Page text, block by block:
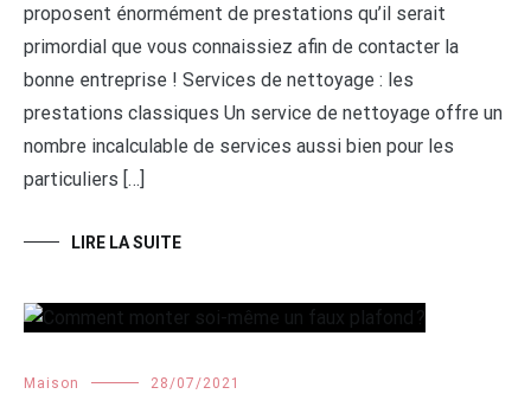
proposent énormément de prestations qu’il serait
primordial que vous connaissiez afin de contacter la
bonne entreprise ! Services de nettoyage : les
prestations classiques Un service de nettoyage offre un
nombre incalculable de services aussi bien pour les
particuliers […]
LIRE LA SUITE
Maison 28/07/2021